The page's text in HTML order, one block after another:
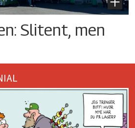
Slitent, men